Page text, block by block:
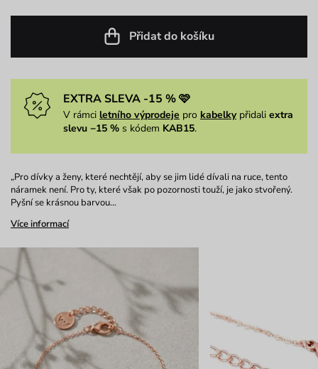
Přidat do košíku
EXTRA SLEVA -15 % 🩷
V rámci letního výprodeje pro kabelkypřidali extra
slevu −15 % s kódem KAB15.
„Pro dívky a ženy, které nechtějí, aby se jim lidé dívali na ruce, tento
náramek není. Pro ty, které však po pozornosti touží, je jako stvořený.
Pyšní se krásnou barvou…
Více informací